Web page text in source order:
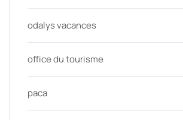
odalys vacances
office du tourisme
paca